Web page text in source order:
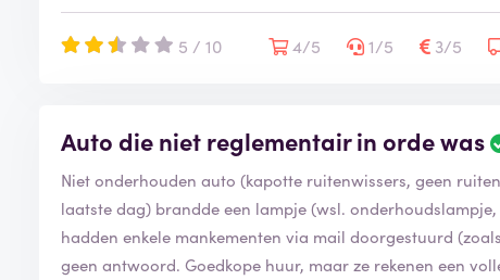
Helaas moest ik wel akkoord gaan daar onze vlucht naar
Kortom slechte informatie, zeer gebrekkig Engels op
barrel onderweg. Er was geen alternatief.
Zeer slechte ervaring met Europcar. Denk na voor je met
5 / 10 4/5 1/5 3/5
Auto die niet reglementair in orde was
Niet onderhouden auto (kapotte ruitenwissers, geen
laatste dag) brandde een lampje (wsl.
hadden enkele mankementen via mail doorgestuurd
geen antwoord. Goedkope huur, maar ze rekenen een